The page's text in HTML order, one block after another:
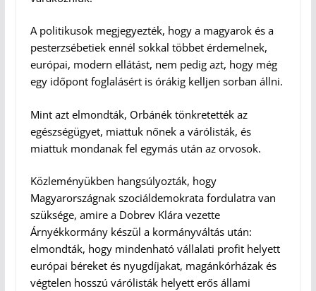
A politikusok megjegyezték, hogy a magyarok és a
pesterzsébetiek ennél sokkal többet érdemelnek,
európai, modern ellátást, nem pedig azt, hogy még
egy időpont foglalásért is órákig kelljen sorban állni.
Mint azt elmondták, Orbánék tönkretették az
egészségügyet, miattuk nőnek a várólisták, és
miattuk mondanak fel egymás után az orvosok.
Közleményükben hangsúlyozták, hogy
Magyarországnak szociáldemokrata fordulatra van
szüksége, amire a Dobrev Klára vezette
Árnyékkormány készül a kormányváltás után:
elmondták, hogy mindenható vállalati profit helyett
európai béreket és nyugdíjakat, magánkórházak és
végtelen hosszú várólisták helyett erős állami